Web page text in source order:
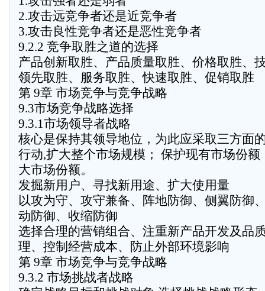
2.攻击远竞争者还是近竞争者
3.攻击良性竞争者还是恶性竞争者
9.2.2 竞争取胜之道的选择
产品创新取胜、产品质量取胜、价格取胜、
领先取胜、服务取胜、快速取胜、促销取胜
第 9章 市场竞争与竞争战略
9.3市场竞争战略选择
9.3.1市场领导者战略
核心是保持其领导地位，为此应采取三方面
行动,扩大整个市场规模； 保护现有市场份额
大市场份额。
发掘新用户、寻找新用途、扩大使用量
以攻为守、攻守兼备、阵地防御、侧翼防御
动防御、收缩防御
选择合理的营销组合、注重新产品开发及品
理、控制经营成本、防止外部环境影响
第 9章 市场竞争与竞争战略
9.3.2 市场挑战者战略